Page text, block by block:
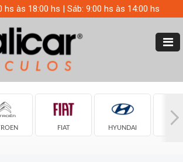
hs às 18:00 hs | Sáb: 9:00 hs às 14:00 hs
FIAT HYUNDAI